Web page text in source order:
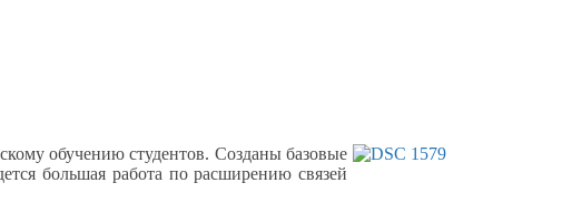
обучению студентов. Созданы базовые
большая работа по расширению связей